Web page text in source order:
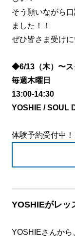
そう願いながら
ました！！
ぜひ皆さま受けに
◆6/13（木）〜ス
毎週木曜日
13:00-14:30
YOSHIE / SOUL
体験予約受付中！
YOSHIEがレッ
YOSHIEさんから